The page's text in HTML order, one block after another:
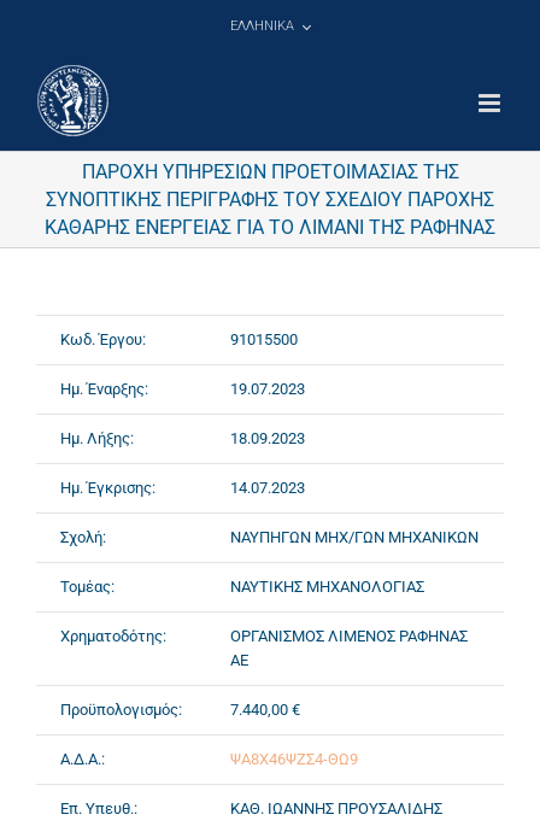
ΕΛΛΗΝΙΚΑ
ΠΑΡΟΧΗ ΥΠΗΡΕΣΙΩΝ ΠΡΟΕΤΟΙΜΑΣΙΑΣ ΤΗΣ
ΣΥΝΟΠΤΙΚΗΣ ΠΕΡΙΓΡΑΦΗΣ ΤΟΥ ΣΧΕΔΙΟΥ ΠΑΡΟΧΗΣ
ΚΑΘΑΡΗΣ ΕΝΕΡΓΕΙΑΣ ΓΙΑ ΤΟ ΛΙΜΑΝΙ ΤΗΣ ΡΑΦΗΝΑΣ
Κωδ. Έργου: 91015500
Ημ. Έναρξης: 19.07.2023
Ημ. Λήξης: 18.09.2023
Ημ. Έγκρισης: 14.07.2023
Σχολή: ΝΑΥΠΗΓΩΝ ΜΗΧ/ΓΩΝ ΜΗΧΑΝΙΚΩΝ
Τομέας: ΝΑΥΤΙΚΗΣ ΜΗΧΑΝΟΛΟΓΙΑΣ
Χρηματοδότης:
ΟΡΓΑΝΙΣΜΟΣ ΛΙΜΕΝΟΣ ΡΑΦΗΝΑΣ
ΑΕ
Προϋπολογισμός: 7.440,00 €
Α.Δ.Α.: ΨΑ8Χ46ΨΖΣ4-ΘΩ9
Επ. Υπευθ.: ΚΑΘ. ΙΩΑΝΝΗΣ ΠΡΟΥΣΑΛΙΔΗΣ